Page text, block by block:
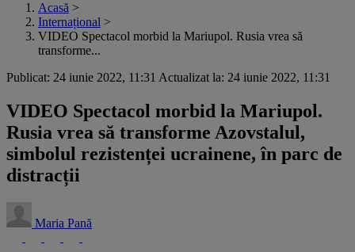
Acasă >
Internațional >
VIDEO Spectacol morbid la Mariupol. Rusia vrea să
transforme...
Publicat: 24 iunie 2022, 11:31 Actualizat la: 24 iunie 2022, 11:31
VIDEO Spectacol morbid la Mariupol.
Rusia vrea să transforme Azovstalul,
simbolul rezistenței ucrainene, în parc de
distracții
Maria Pană